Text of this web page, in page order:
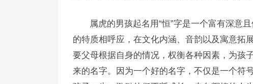
属虎的男孩起名用“恒”字是一个富有深意
的特质相呼应，在文化内涵、音韵以及寓意拓
要父母根据自身的情况，权衡各种因素，为孩
来的名字。因为一个好的名字，不仅是一个符